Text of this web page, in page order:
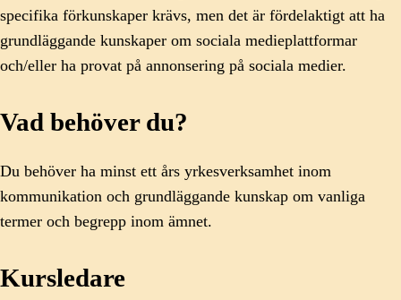
specifika förkunskaper krävs, men det är fördelaktigt att ha
grundläggande kunskaper om sociala medieplattformar
och/eller ha provat på annonsering på sociala medier.
Vad behöver du?
Du behöver ha minst ett års yrkesverksamhet inom
kommunikation och grundläggande kunskap om vanliga
termer och begrepp inom ämnet.
Kursledare